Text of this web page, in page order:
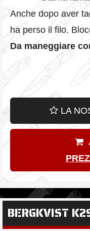
Anche dopo aver
ha perso il filo.
Da maneggiare
LA
BERGKVIST